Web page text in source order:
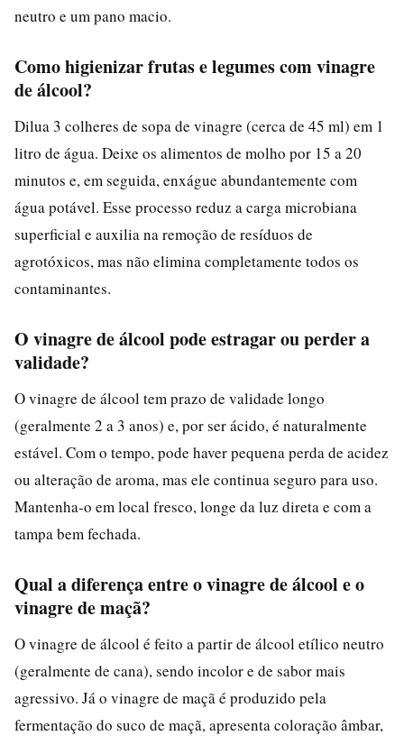
neutro e um pano macio.
Como higienizar frutas e legumes com vinagre
de álcool?
Dilua 3 colheres de sopa de vinagre (cerca de 45 ml) em 1
litro de água. Deixe os alimentos de molho por 15 a 20
minutos e, em seguida, enxágue abundantemente com
água potável. Esse processo reduz a carga microbiana
superficial e auxilia na remoção de resíduos de
agrotóxicos, mas não elimina completamente todos os
contaminantes.
O vinagre de álcool pode estragar ou perder a
validade?
O vinagre de álcool tem prazo de validade longo
(geralmente 2 a 3 anos) e, por ser ácido, é naturalmente
estável. Com o tempo, pode haver pequena perda de acidez
ou alteração de aroma, mas ele continua seguro para uso.
Mantenha-o em local fresco, longe da luz direta e com a
tampa bem fechada.
Qual a diferença entre o vinagre de álcool e o
vinagre de maçã?
O vinagre de álcool é feito a partir de álcool etílico neutro
(geralmente de cana), sendo incolor e de sabor mais
agressivo. Já o vinagre de maçã é produzido pela
fermentação do suco de maçã, apresenta coloração âmbar,